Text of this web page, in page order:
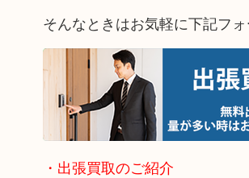
そんなときはお気軽に下記フ
・出張買取のご紹介